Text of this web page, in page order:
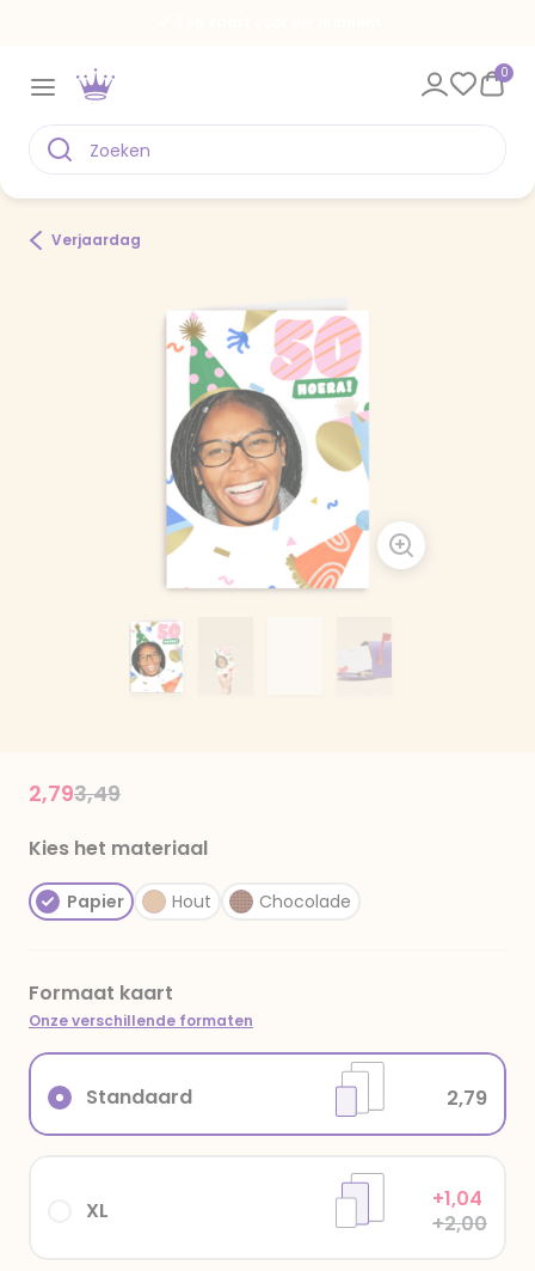
0
Verjaardag
Price reduced from
3,49to
2,79
Kies het materiaal
Papier Hout Chocolade
Formaat kaart
Onze verschillende formaten
XL
+1,04
+2,00
Standaard 2,79